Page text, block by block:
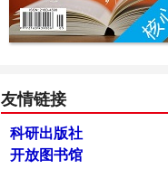
友情链接
科研出版社
开放图书馆